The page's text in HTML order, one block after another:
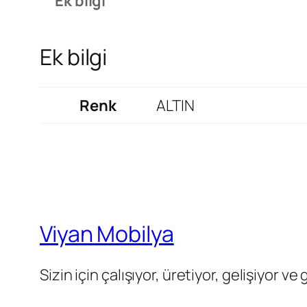
Ek bilgi
Renk ALTIN
Viyan Mobilya
Sizin için çalışıyor, üretiyor, gelişiyor